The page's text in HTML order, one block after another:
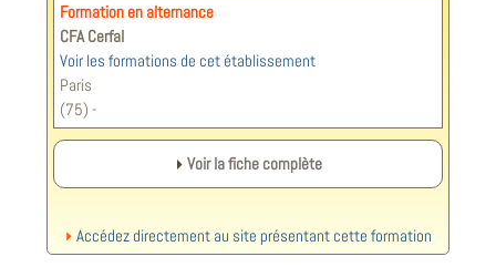
Formation en alternance
CFA Cerfal
Voir les formations de cet établissement
Paris
(75) -
Voir la fiche complète
Accédez directement au site présentant cette formation